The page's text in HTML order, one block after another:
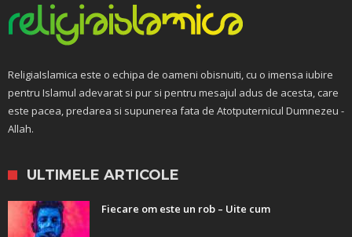
ReligiaIslamica este o echipa de oameni obisnuiti, cu o imensa iubire
pentru Islamul adevarat si pur si pentru mesajul adus de acesta, care
este pacea, predarea si supunerea fata de Atotputernicul Dumnezeu -
Allah.
ULTIMELE ARTICOLE
Fiecare om este un rob – Uite cum